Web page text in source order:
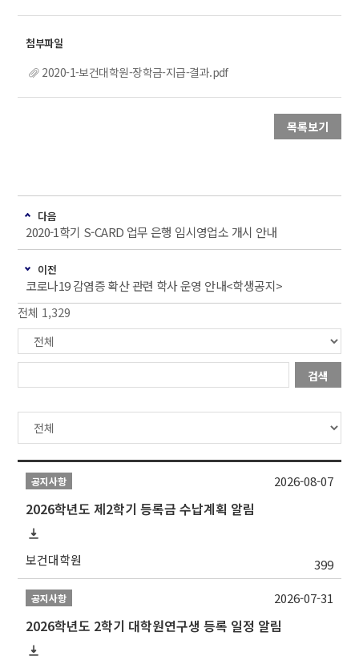
2020-1-보건대학원-장학금-지급-결과.pdf
목록보기
다음
2020-1학기 S-CARD 업무 은행 임시영업소 개시 안내
이전
코로나19 감염증 확산 관련 학사 운영 안내<학생공지>
전체 1,329
검색
공지사항
2026학년도 제2학기 등록금 수납계획 알림
보건대학원 399
2026-08-07
공지사항
2026학년도 2학기 대학원연구생 등록 일정 알림
2026-07-31